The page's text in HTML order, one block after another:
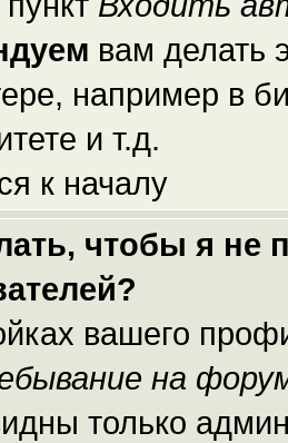
вам делать
например в
и т.д.
к началу
чтобы я не
вашего
на
только